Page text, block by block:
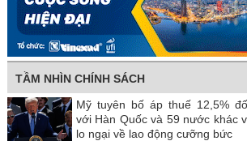
TẦM NHÌN CHÍNH SÁCH
Mỹ tuyên bố áp thuế 12,5%
với Hàn Quốc và 59 nước khác
lo ngại về lao động cưỡng bức